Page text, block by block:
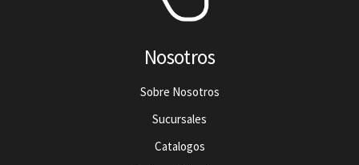
Nosotros
Sobre Nosotros
Sucursales
Catalogos